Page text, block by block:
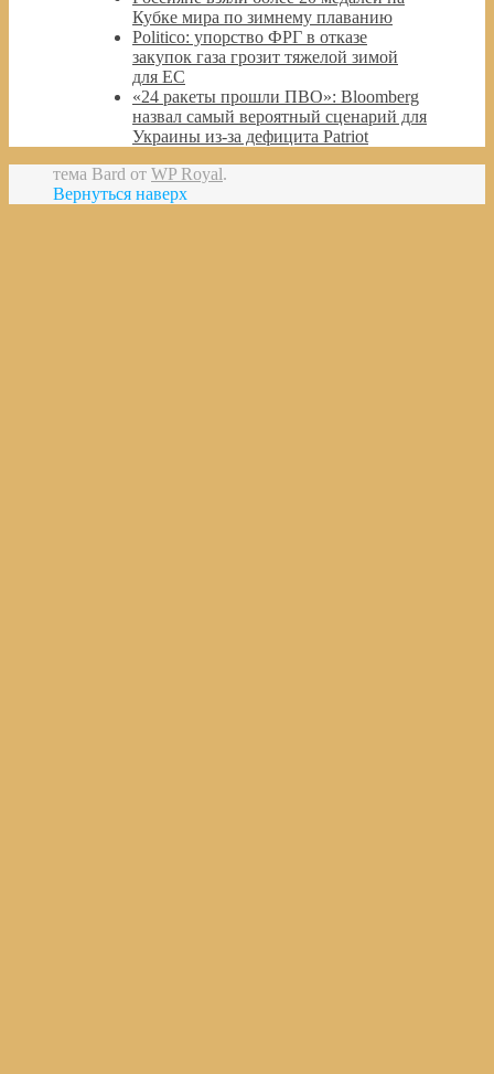
Кубке мира по зимнему плаванию
Politico: упорство ФРГ в отказе
закупок газа грозит тяжелой зимой
для ЕС
«24 ракеты прошли ПВО»: Bloomberg
назвал самый вероятный сценарий для
Украины из-за дефицита Patriot
тема Bard от WP Royal.
Вернуться наверх